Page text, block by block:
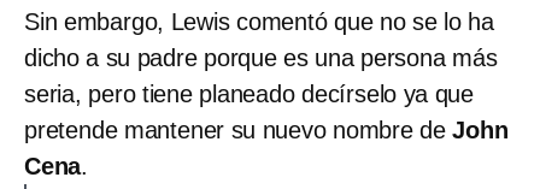
Sin embargo, Lewis comentó que no se lo ha
dicho a su padre porque es una persona más
seria, pero tiene planeado decírselo ya que
pretende mantener su nuevo nombre deJohn
Cena.